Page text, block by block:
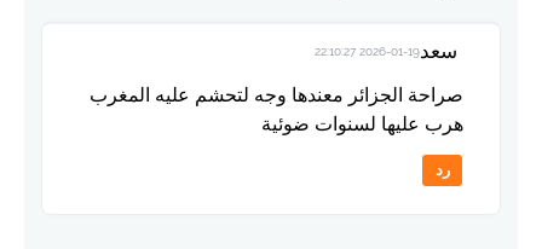
سعد2026-01-19 22:10:27
صراحة الجزائر معندها وجه لتحشم عليه المغرب
هرب عليها لسنوات ضوئية
رد